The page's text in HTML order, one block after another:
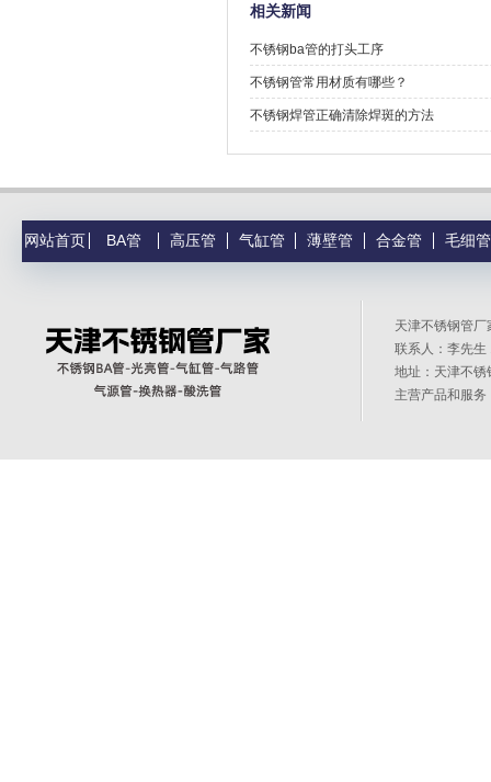
相关新闻
不锈钢ba管的打头工序
不锈钢管常用材质有哪些？
不锈钢焊管正确清除焊斑的方法
网站首页 BA管 高压管 气缸管 薄壁管 合金管 毛细管
天津不锈钢
联系人：李先
地址：天津不
主营产品和服务